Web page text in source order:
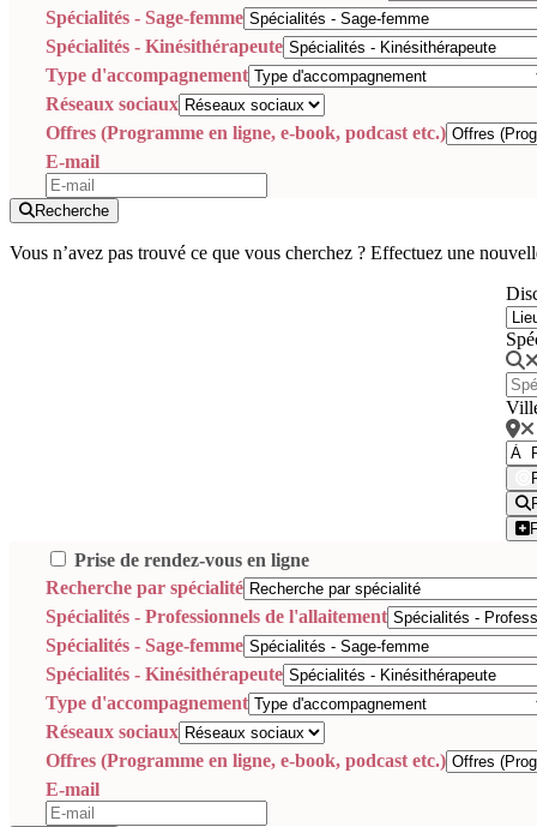
Spécialités - Sage-femme
Spécialités - Kinésithérapeute
Type d'accompagnement
Réseaux sociaux
Offres (Programme en ligne, e-book, podcast etc.)
E-mail
Recherche
Vous n’avez pas trouvé ce que vous cherchez ? Effectuez une
Prise de rendez-vous en ligne
Recherche par spécialité
Spécialités - Professionnels de l'allaitement
Spécialités - Sage-femme
Spécialités - Kinésithérapeute
Type d'accompagnement
Réseaux sociaux
Offres (Programme en ligne, e-book, podcast etc.)
E-mail